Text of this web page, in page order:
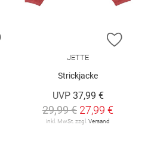
ZUR WUNSCHLISTE HINZUFÜGEN
ZUR
JETTE
Strickjacke
UVP 37,99 €
29,99 € 27,99 €
inkl. MwSt. zzgl. Versand